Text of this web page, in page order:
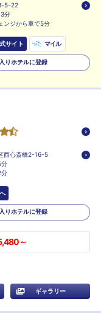
5-22
分
ンジから車で5分
サイト マイル
りホテルに登録
西心斎橋2-16-5
分
分
りホテルに登録
～
ギャラリー